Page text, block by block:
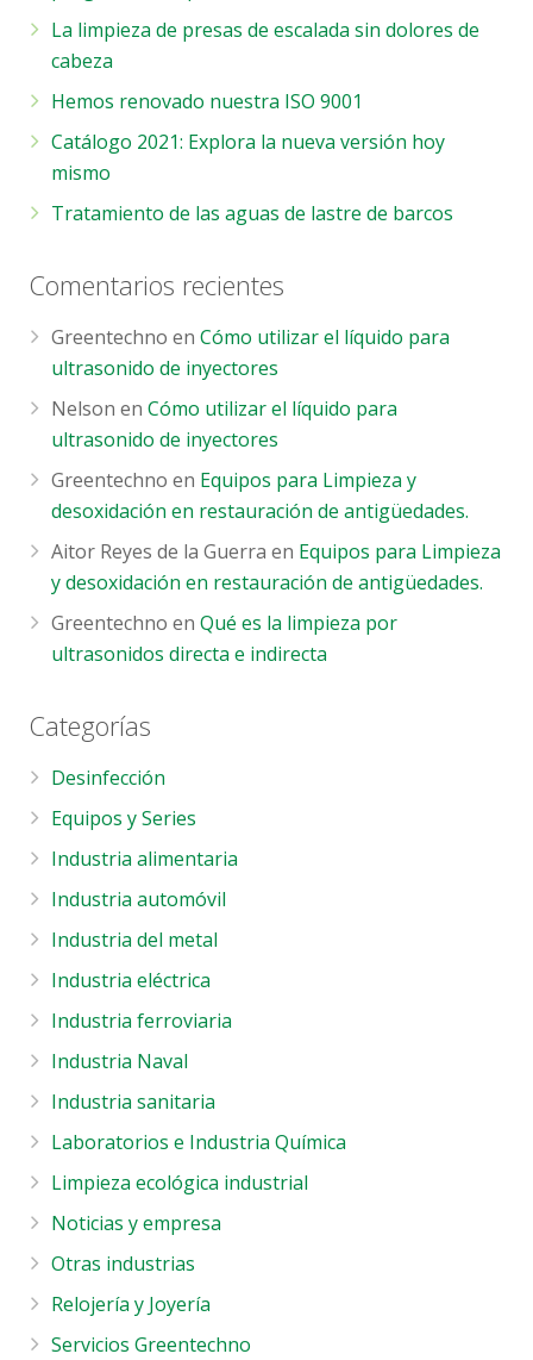
La limpieza de presas de escalada sin dolores de
cabeza
Hemos renovado nuestra ISO 9001
Catálogo 2021: Explora la nueva versión hoy
mismo
Tratamiento de las aguas de lastre de barcos
Comentarios recientes
Greentechno enCómo utilizar el líquido para
ultrasonido de inyectores
Nelson enCómo utilizar el líquido para
ultrasonido de inyectores
Greentechno en Equipos para Limpieza y
desoxidación en restauración de antigüedades.
Aitor Reyes de la Guerra en Equipos para Limpieza
y desoxidación en restauración de antigüedades.
Greentechno enQué es la limpieza por
ultrasonidos directa e indirecta
Categorías
Desinfección
Equipos y Series
Industria alimentaria
Industria automóvil
Industria del metal
Industria eléctrica
Industria ferroviaria
Industria Naval
Industria sanitaria
Laboratorios e Industria Química
Limpieza ecológica industrial
Noticias y empresa
Otras industrias
Relojería y Joyería
Servicios Greentechno